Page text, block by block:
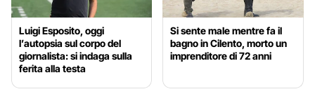
Luigi Esposito, oggi
l’autopsia sul corpo del
giornalista: si indaga sulla
ferita alla testa
Si sente male mentre fa il
bagno in Cilento, morto un
imprenditore di 72 anni